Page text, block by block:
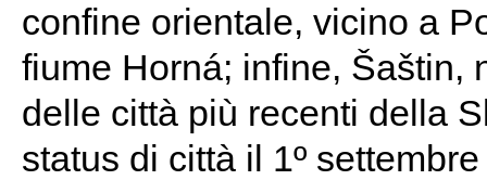
confine orientale, vicino a
fiume Horná; infine, Šaštin,
delle città più recenti della
status di città il 1º